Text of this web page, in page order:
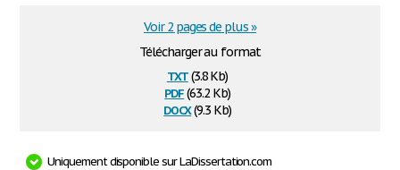
Télécharger au format
txt(3.8 Kb)
pdf(63.2 Kb)
docx(9.3 Kb)
Voir 2 pages de plus »
Uniquement disponible sur LaDissertation.com